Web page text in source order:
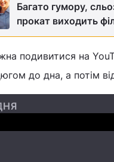
Багато гумору,
прокат виходить
подивитися на
до дна, а потім